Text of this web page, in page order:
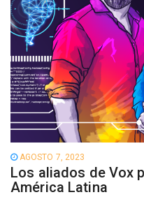
AGOSTO 7, 2023
Los aliados de Vox
América Latina